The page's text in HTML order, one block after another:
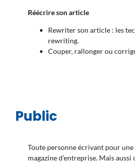
Réécrire son article
Rewriter son article : les
rewriting.
Couper, rallonger ou
Public
Toute personne écrivant pour
magazine d’entreprise. Mais